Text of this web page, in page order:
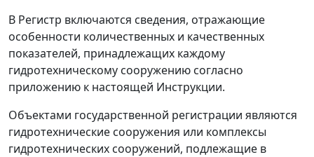
В Регистр включаются сведения, отражающие
особенности количественных и качественных
показателей, принадлежащих каждому
гидротехническому сооружению согласно
приложению к настоящей Инструкции.
Объектами государственной регистрации являются
гидротехнические сооружения или комплексы
гидротехнических сооружений, подлежащие в